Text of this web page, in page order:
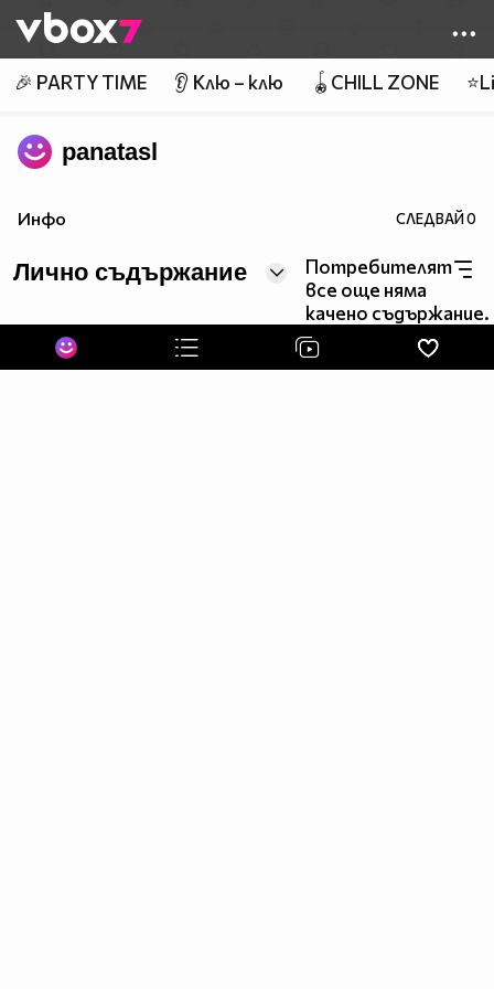
👾
🎉 PARTY TIME 👂 Клю – клю 🪀CHILL ZONE
panatasl
Инфо СЛЕДВАЙ0
Лично съдържание
Потребителят
все още няма
качено съдържание.